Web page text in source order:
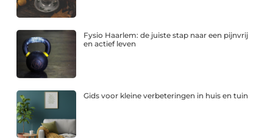
Fysio Haarlem: de juiste stap naar een pijnvrij
en actief leven
Gids voor kleine verbeteringen in huis en tuin